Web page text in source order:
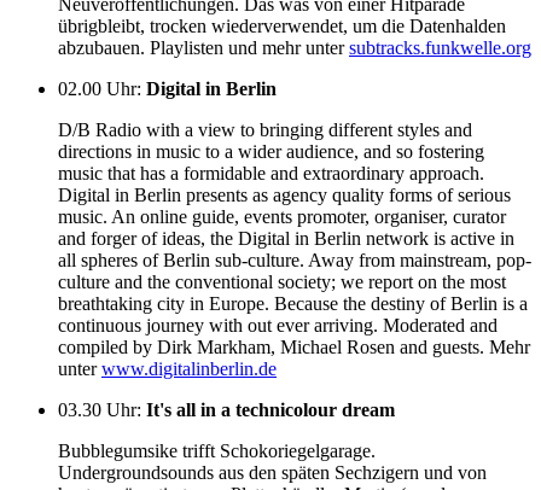
übrigbleibt, trocken wiederverwendet, um die Datenhalden
abzubauen. Playlisten und mehr untersubtracks.funkwelle.org
02.00 Uhr: Digital in Berlin
D/B Radio with a view to bringing different styles and
directions in music to a wider audience, and so fostering
music that has a formidable and extraordinary approach.
Digital in Berlin presents as agency quality forms of serious
music. An online guide, events promoter, organiser, curator
and forger of ideas, the Digital in Berlin network is active in
all spheres of Berlin sub-culture. Away from mainstream, pop-
culture and the conventional society; we report on the most
breathtaking city in Europe. Because the destiny of Berlin is a
continuous journey with out ever arriving. Moderated and
compiled by Dirk Markham, Michael Rosen and guests. Mehr
unterwww.digitalinberlin.de
03.30 Uhr: It's all in a technicolour dream
Bubblegumsike trifft Schokoriegelgarage.
Undergroundsounds aus den späten Sechzigern und von